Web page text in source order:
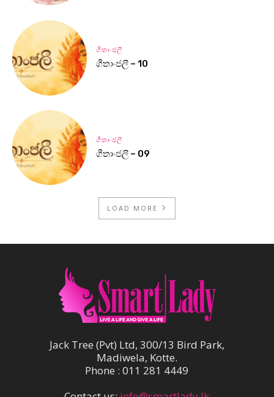
ගීතාංජලී
ගීතාංජලී – 10
ගීතාංජලී
ගීතාංජලී – 09
LOAD MORE
Jack Tree (Pvt) Ltd, 300/13 Bird Park,
Madiwela, Kotte.
Phone : 011 281 4449